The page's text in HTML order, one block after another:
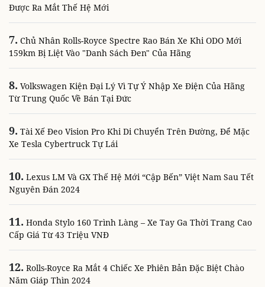
Được Ra Mắt Thế Hệ Mới
7. Chủ Nhân Rolls-Royce Spectre Rao Bán Xe Khi ODO Mới
159km Bị Liệt Vào "danh Sách Đen" Của Hãng
8. Volkswagen Kiện Đại Lý Vì Tự Ý Nhập Xe Điện Của Hãng
Từ Trung Quốc Về Bán Tại Đức
9. Tài Xế Đeo Vision Pro Khi Di Chuyển Trên Đường, Để Mặc
Xe Tesla Cybertruck Tự Lái
10. Lexus LM Và GX Thế Hệ Mới “cập Bến” Việt Nam Sau Tết
Nguyên Đán 2024
11. Honda Stylo 160 Trình Làng – Xe Tay Ga Thời Trang Cao
Cấp Giá Từ 43 Triệu VNĐ
12. Rolls-Royce Ra Mắt 4 Chiếc Xe Phiên Bản Đặc Biệt Chào
Năm Giáp Thìn 2024